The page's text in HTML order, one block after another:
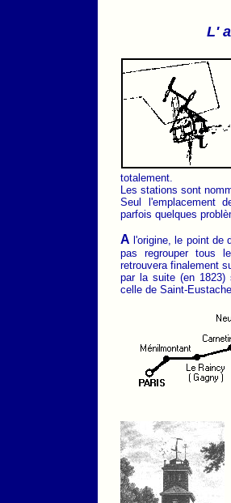
L'
totalement.
Les stations sont
Seul l'emplacement
parfois quelques
A l'origine, le point de
pas regrouper tous
retrouvera finalement
par la suite (en 1823)
celle de Saint-